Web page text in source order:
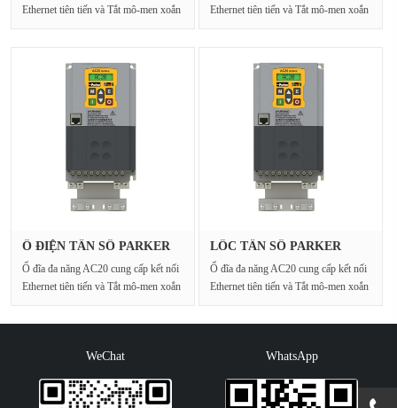
Ethernet tiên tiến và Tắt mô-men xoắn
Ethernet tiên tiến và Tắt mô-men xoắn
Ổ ĐIỆN TẦN SỐ PARKER
20G-35-04···
Ổ đĩa đa năng AC20 cung cấp kết nối
Ethernet tiên tiến và Tắt mô-men xoắn
LỐC TẦN SỐ PARKER
20G-12-0100-···
Ổ đĩa đa năng AC20 cung cấp kết nối
Ethernet tiên tiến và Tắt mô-men xoắn
WeChat WhatsApp